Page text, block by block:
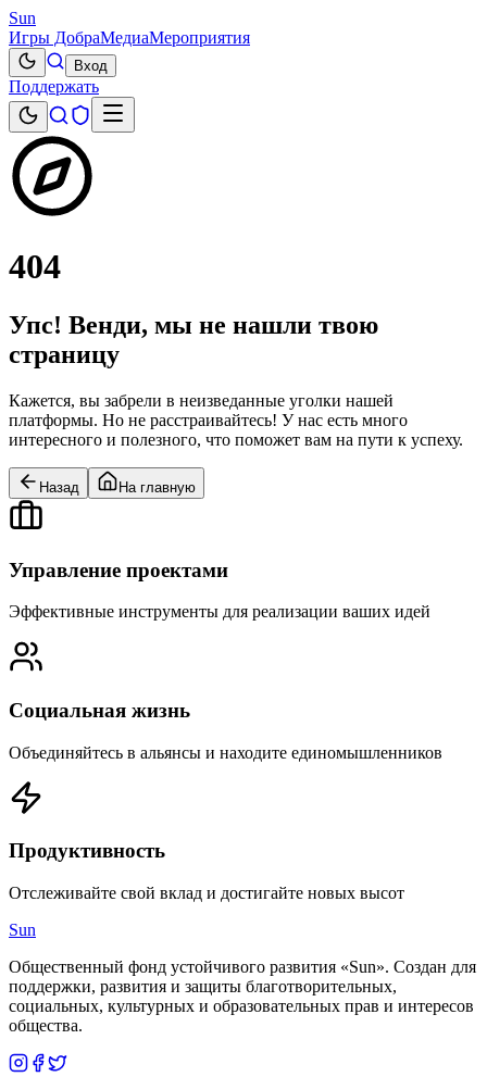
Sun
Игры ДобраМедиаМероприятия
Вход
Поддержать
404
Упс! Венди, мы не нашли твою
страницу
Кажется, вы забрели в неизведанные уголки нашей
платформы. Но не расстраивайтесь! У нас есть много
интересного и полезного, что поможет вам на пути к успеху.
Назад На главную
Управление проектами
Эффективные инструменты для реализации ваших идей
Социальная жизнь
Объединяйтесь в альянсы и находите единомышленников
Продуктивность
Отслеживайте свой вклад и достигайте новых высот
Sun
Общественный фонд устойчивого развития «Sun». Создан для
поддержки, развития и защиты благотворительных,
социальных, культурных и образовательных прав и интересов
общества.